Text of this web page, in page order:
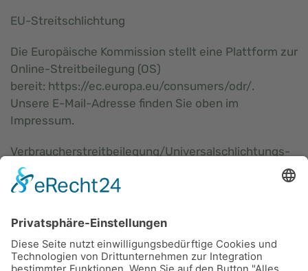
EU-Streitschlichtung
Die Europäische Kommission stellt eine Plattform zur
Online-Streitbeilegung (OS)
bereit: https://ec.europa.eu/consumers/odr/.
Unsere E-Mail-Adresse finden Sie oben im
Impressum.
Verbraucher­streit­beilegung/Universal­schlichtungs­
stelle
Streitbeilegungsverfahren vor einer
Verbraucherschlichtungsstelle teilzunehmen.